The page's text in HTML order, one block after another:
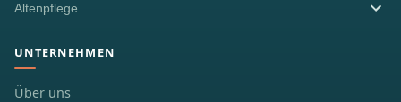
Altenpflege
UNTERNEHMEN
Über uns